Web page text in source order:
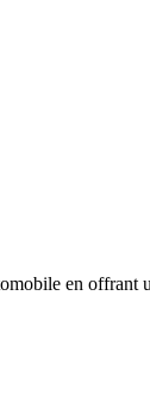
en offrant